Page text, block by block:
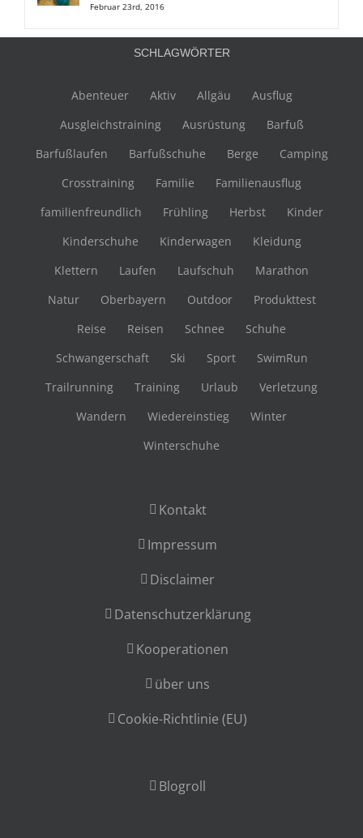
Februar 23rd, 2016
SCHLAGWÖRTER
Abenteuer Aktiv Allgäu
Ausflug
Ausgleichstraining
Ausrüstung
Barfuß
Barfußlaufen
Barfußschuhe Berge
Camping
Crosstraining
Familie
Familienausflug
familienfreundlich
Frühling Herbst
Kinder
Kinderschuhe
Kinderwagen
Kleidung
Klettern
Laufen Laufschuh
Marathon
Natur
Oberbayern Outdoor
Produkttest
Reise
Reisen Schnee
Schuhe
Schwangerschaft
Ski Sport
SwimRun
Trailrunning
Training Urlaub
Verletzung
Wandern
Wiedereinstieg
Winter
Winterschuhe
Kontakt
Impressum
Disclaimer
Datenschutzerklärung
Kooperationen
über uns
Cookie-Richtlinie (EU)
Blogroll